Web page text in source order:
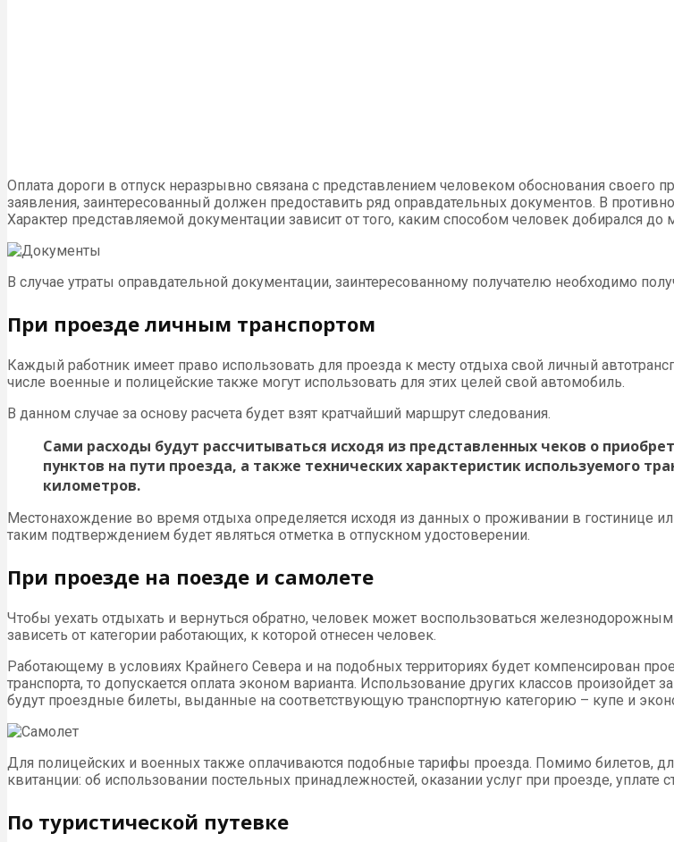
Оплата дороги в отпуск неразрывно связана с представлением человеком обоснования своего
заявления, заинтересованный должен предоставить ряд оправдательных документов. В
Характер представляемой документации зависит от того, каким способом человек добирался до
В случае утраты оправдательной документации, заинтересованному получателю необходимо
При проезде личным транспортом
Каждый работник имеет право использовать для проезда к месту отдыха свой личный
числе военные и полицейские также могут использовать для этих целей свой автомобиль.
В данном случае за основу расчета будет взят кратчайший маршрут следования.
Сами расходы будут рассчитываться исходя из представленных чеков о
пунктов на пути проезда, а также технических характеристик используемого
километров.
Местонахождение во время отдыха определяется исходя из данных о проживании в гостинице
таким подтверждением будет являться отметка в отпускном удостоверении.
При проезде на поезде и самолете
Чтобы уехать отдыхать и вернуться обратно, человек может воспользоваться
зависеть от категории работающих, к которой отнесен человек.
Работающему в условиях Крайнего Севера и на подобных территориях будет компенсирован
транспорта, то допускается оплата эконом варианта. Использование других классов
будут проездные билеты, выданные на соответствующую транспортную категорию – купе и
Для полицейских и военных также оплачиваются подобные тарифы проезда. Помимо билетов,
квитанции: об использовании постельных принадлежностей, оказании услуг при проезде, уплате
По туристической путевке